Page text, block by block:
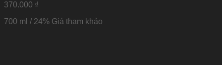
370.000 ₫
700 ml / 24% Giá tham khảo